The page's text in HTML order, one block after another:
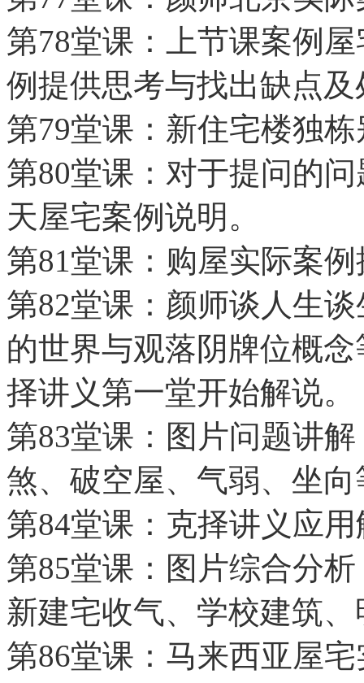
第78堂课：上节课案例
例提供思考与找出缺点
第79堂课：新住宅楼独
第80堂课：对于提问的
天屋宅案例说明。
第81堂课：购屋实际案
第82堂课：颜师谈人生
的世界与观落阴牌位概
择讲义第一堂开始解说。
第83堂课：图片问题讲
煞、破空屋、气弱、坐
第84堂课：克择讲义应
第85堂课：图片综合分
新建宅收气、学校建筑
第86堂课：马来西亚屋